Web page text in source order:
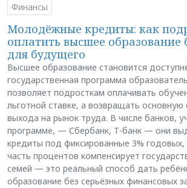
Финансы
Молодёжные кредиты: как
оплатить высшее образование
для будущего
Высшее образование становится
государственная программа
позволяет подросткам оплачивать
льготной ставке, а возвращать
выхода на рынок труда. В числе банков,
программе, — Сбербанк, Т-банк — они
кредиты под фиксированные 3% годовых,
часть процентов компенсирует
семей — это реальный способ дать
образование без серьёзных финансовых